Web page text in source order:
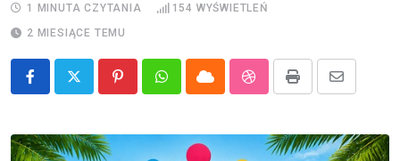
1 MINUTA CZYTANIA
154 WYŚWIETLEŃ
2 MIESIĄCE TEMU
PinterestWhatsappCloud StumbleUpon
Print
Share
Email